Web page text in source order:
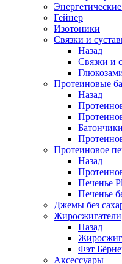
Гейнер
Изотоники
Связки и
Назад
Связки и
Протеиновые
Назад
Протеиновое
Назад
Печенье
Печенье
Джемы без
Жиросжигатели
Назад
Фэт
Аксессуары